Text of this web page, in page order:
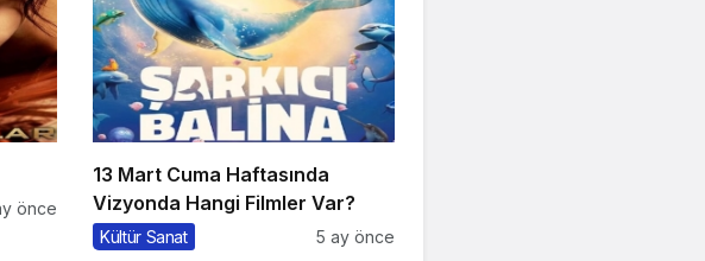
önce
13 Mart Cuma Haftasında
Vizyonda Hangi Filmler Var?
Kültür Sanat 5 ay önce